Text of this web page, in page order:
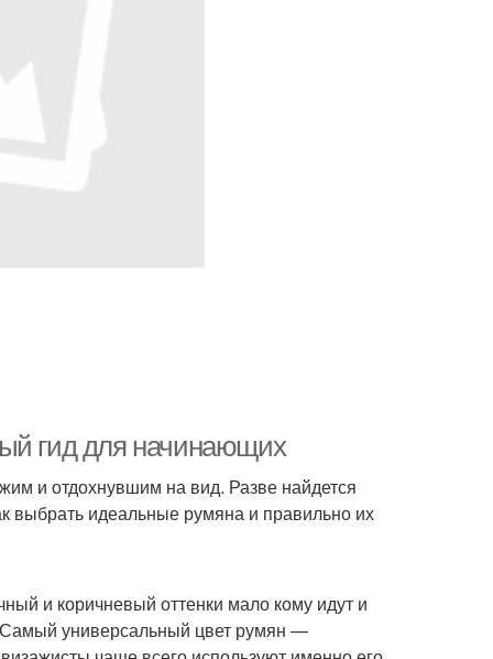
гид для начинающих
и отдохнувшим на вид. Разве найдется
выбрать идеальные румяна и правильно их
и коричневый оттенки мало кому идут и
универсальный цвет румян —